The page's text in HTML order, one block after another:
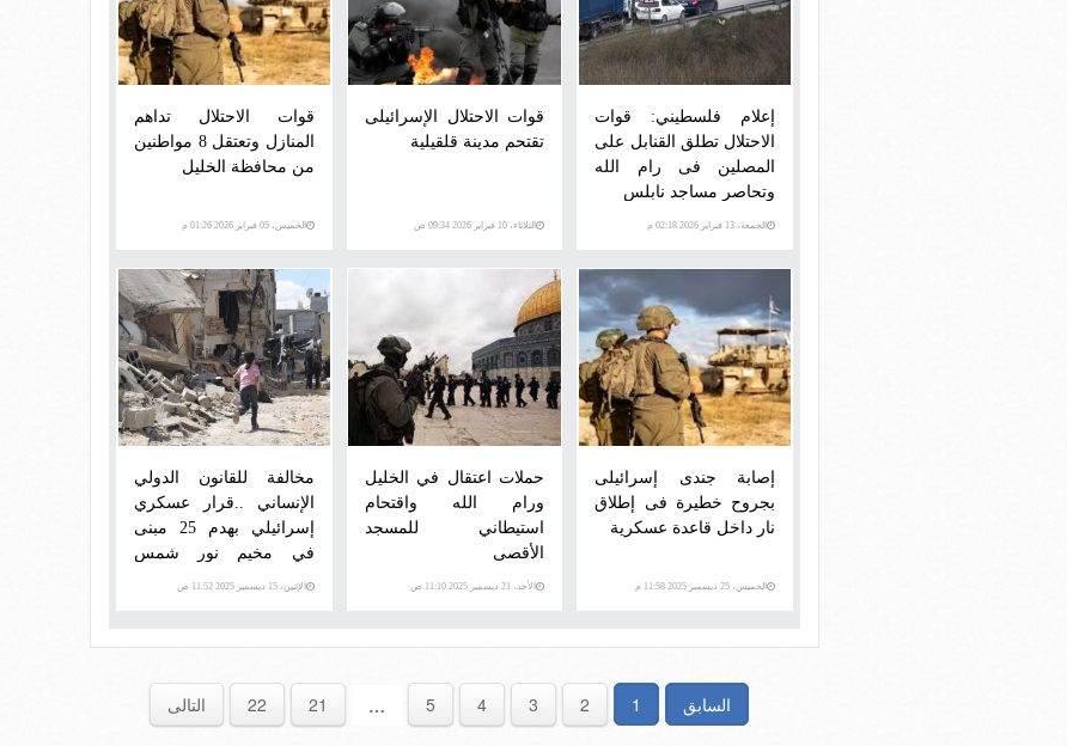
إعلام فلسطيني: قوات
الاحتلال تطلق القنابل على
المصلين فى رام الله
وتحاصر مساجد نابلس
الجمعة، 13 فبراير 2026 02:18 م
قوات الاحتلال الإسرائيلى
تقتحم مدينة قلقيلية
الثلاثاء، 10 فبراير 2026 09:34 ص
قوات الاحتلال تداهم
المنازل وتعتقل 8 مواطنين
من محافظة الخليل
الخميس، 05 فبراير 2026 01:26 م
إصابة جندى إسرائيلى
بجروح خطيرة فى إطلاق
نار داخل قاعدة عسكرية
الخميس، 25 ديسمبر 2025 11:58 م
حملات اعتقال في الخليل
ورام الله واقتحام
استيطاني للمسجد
الأقصى
الأحد، 21 ديسمبر 2025 11:10 ص
مخالفة للقانون الدولي
الإنساني ..قرار عسكري
إسرائيلي بهدم 25 مبنى
في مخيم نور شمس
شرق طولكرم
الإثنين، 15 ديسمبر 2025 11:52 ص
السابق 1
2
3
4
5
…
21
22 التالى